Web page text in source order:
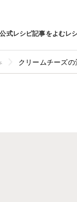
公式レシピ記事をよむレ
クリームチーズ